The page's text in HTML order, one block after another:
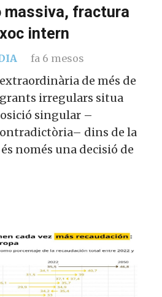
fractura
intern
fa 6 mesos
de més de
irregulars situa
singular –
dins de la
només una decisió de